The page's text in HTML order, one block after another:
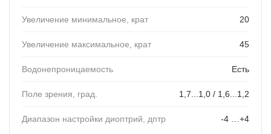
Увеличение минимальное, крат 20
Увеличение максимальное, крат 45
Водонепроницаемость Есть
Поле зрения, град. 1,7...1,0 / 1,6...1,2
Диапазон настройки диоптрий, дптр -4 …+4